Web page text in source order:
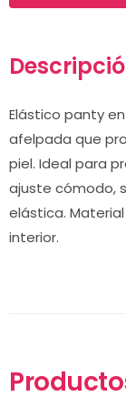
Elástico panty
afelpada que
piel. Ideal para
ajuste cómodo,
elástica.
interior.